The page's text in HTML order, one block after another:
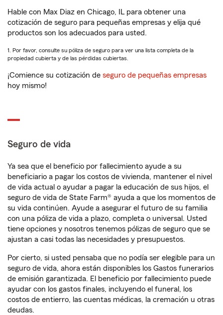
Hable con Max Diaz en Chicago, IL para obtener una
cotización de seguro para pequeñas empresas y elija qué
productos son los adecuados para usted.
1. Por favor, consulte su póliza de seguro para ver una lista completa de la
propiedad cubierta y de las pérdidas cubiertas.
¡Comience su cotización de seguro de pequeñas empresas
hoy mismo!
Seguro de vida
Ya sea que el beneficio por fallecimiento ayude a su
beneficiario a pagar los costos de vivienda, mantener el nivel
de vida actual o ayudar a pagar la educación de sus hijos, el
seguro de vida de State Farm® ayuda a que los momentos de
su vida continúen. Ayude a asegurar el futuro de su familia
con una póliza de vida a plazo, completa o universal. Usted
tiene opciones y nosotros tenemos pólizas de seguro que se
ajustan a casi todas las necesidades y presupuestos.
Por cierto, si usted pensaba que no podía ser elegible para un
seguro de vida, ahora están disponibles los Gastos funerarios
de emisión garantizada. El beneficio por fallecimiento puede
ayudar con los gastos finales, incluyendo el funeral, los
costos de entierro, las cuentas médicas, la cremación u otras
deudas.